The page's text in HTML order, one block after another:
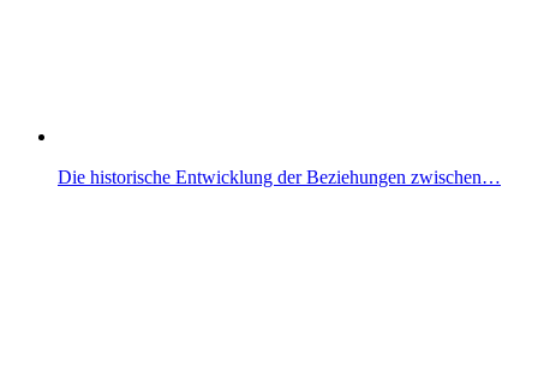
Die historische Entwicklung der Beziehungen zwischen…